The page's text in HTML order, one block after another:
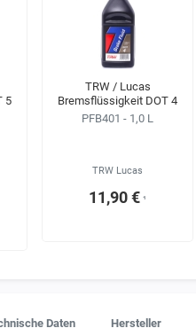
5
TRW / Lucas
Bremsflüssigkeit DOT 4
PFB401 - 1,0 L
TRW Lucas
11,90 € ¹
Daten Hersteller